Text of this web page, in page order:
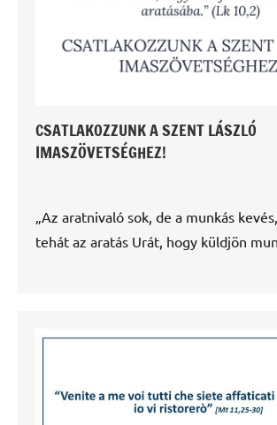
CSATLAKOZZUNK A SZENT LÁSZLÓ
IMASZÖVETSÉGHEZ!
„Az aratnivaló sok, de a munkás
tehát az aratás Urát, hogy küldjön